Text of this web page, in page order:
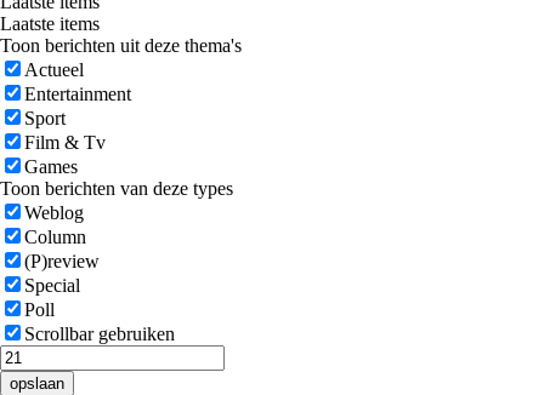
Laatste items
Toon berichten uit deze thema's
Actueel
Entertainment
Sport
Film & Tv
Games
Toon berichten van deze types
Weblog
Column
(P)review
Special
Poll
Scrollbar gebruiken
opslaan